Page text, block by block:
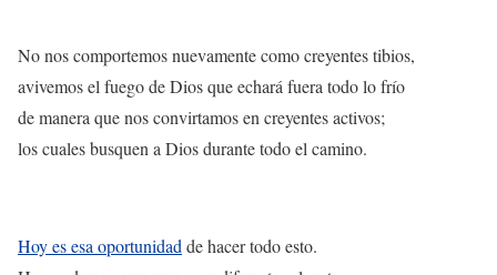
No nos comportemos nuevamente como creyentes tibios,
avivemos el fuego de Dios que echará fuera todo lo frío
de manera que nos convirtamos en creyentes activos;
los cuales busquen a Dios durante todo el camino.
Hoy es esa oportunidadde hacer todo esto.